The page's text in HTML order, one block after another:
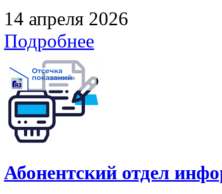
14 апреля 2026
Подробнее
Абонентский отдел